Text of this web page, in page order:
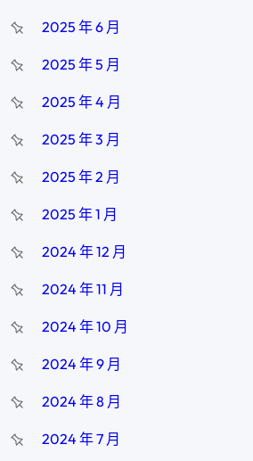
2025 年 6 月
2025 年 5 月
2025 年 4 月
2025 年 3 月
2025 年 2 月
2025 年 1 月
2024 年 12 月
2024 年 11 月
2024 年 10 月
2024 年 9 月
2024 年 8 月
2024 年 7 月